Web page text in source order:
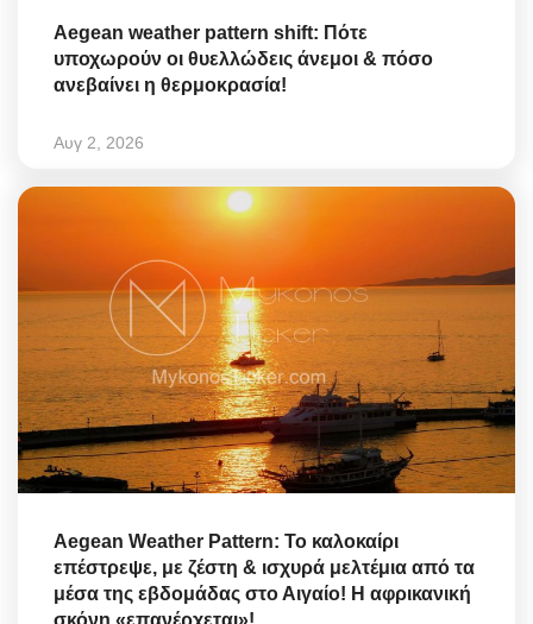
Aegean weather pattern shift: Πότε
υποχωρούν οι θυελλώδεις άνεμοι & πόσο
ανεβαίνει η θερμοκρασία!
Αυγ 2, 2026
Aegean Weather Pattern: Το καλοκαίρι
επέστρεψε, με ζέστη & ισχυρά μελτέμια από τα
μέσα της εβδομάδας στο Αιγαίο! Η αφρικανική